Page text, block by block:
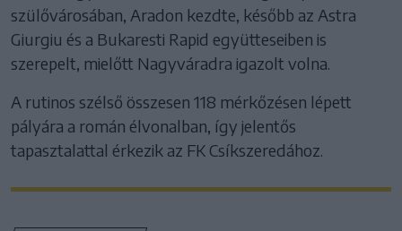
szülővárosában, Aradon kezdte, később az Astra
Giurgiu és a Bukaresti Rapid együtteseiben is
szerepelt, mielőtt Nagyváradra igazolt volna.
A rutinos szélső összesen 118 mérkőzésen lépett
pályára a román élvonalban, így jelentős
tapasztalattal érkezik az FK Csíkszeredához.